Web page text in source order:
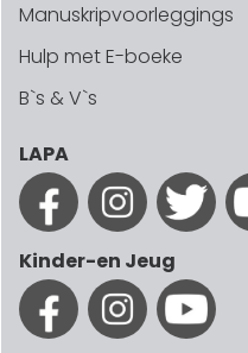
Manuskripvoorleggings
Hulp met E-boeke
B`s & V`s
LAPA
Kinder-en Jeug